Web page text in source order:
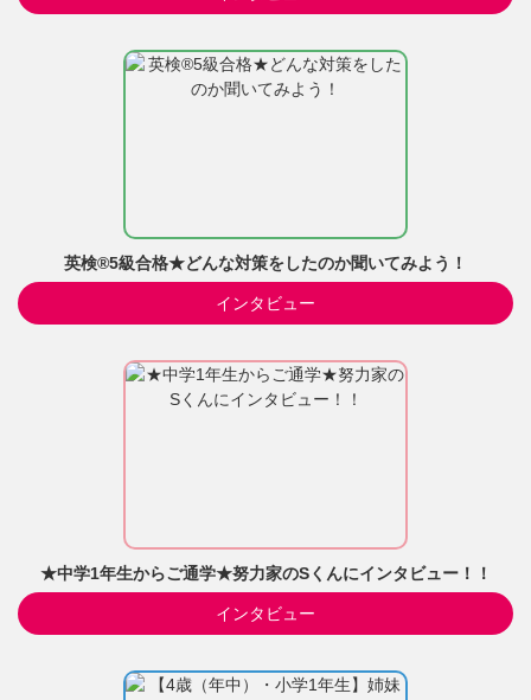
英検®5級合格★どんな対策をしたのか聞いてみよう！
インタビュー
★中学1年生からご通学★努力家のSくんにインタビュー！！
インタビュー